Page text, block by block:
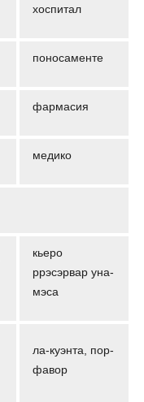
хоспитал
поносаменте
фармасия
медико
кьеро
ррэсэрвар уна-
мэса
ла-куэнта, пор-
фавор